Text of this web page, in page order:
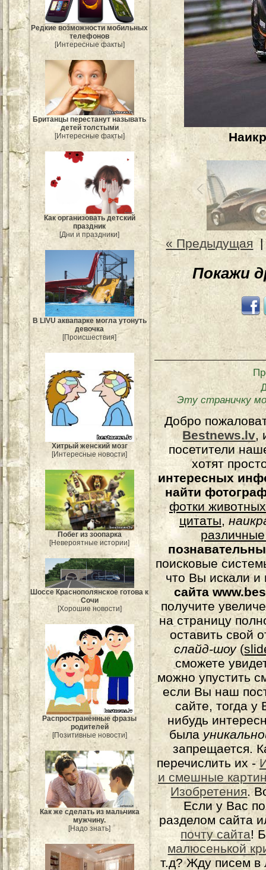
Редкие возможности мобильных
телефонов
[Интересные факты]
Британцы перестанут называть
детей толстыми
[Интересные факты]
Как организовать детский
праздник
[Дни и праздники]
В LIVU аквапарке могла утонуть
девочка
[Происшествия]
Хитрый женский мозг
[Интересные новости]
Побег из зоопарка
[Невероятные истории]
Шоссе Краснополянское готова к
Сочи
[Хорошие новости]
Распространённые фразы
родителей
[Позитивные новости]
Как же сделать из мальчика
мужчину.
[Надо знать]
« Предыдущая
Покажи
Эту страничку
Добро
Bestnews.lv,
посетители
хотят
интересных
найти
фотки животных
цитаты,
поисковые
что Вы искали и
сайта
получите
на страницу
оставить свой
слайд-шоу(
сможете
можно упустить
если Вы наш
сайте, тогда у
нибудь
была
запрещается.
перечислить их -
и смешные
Изобретения.
Если у Вас
разделом сайта
почту сайта!
малюсенькой
т.д? Жду писем в